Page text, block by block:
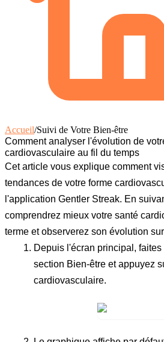
Accueil/Suivi de Votre Bien-être
Comment analyser l'évolution de
cardiovasculaire au fil du temps
Cet article vous explique comment
tendances de votre forme
l'application Gentler Streak. En
comprendrez mieux votre santé
terme et observerez son évolution
Depuis l'écran principal,
section Bien-être et appuyez
cardiovasculaire.